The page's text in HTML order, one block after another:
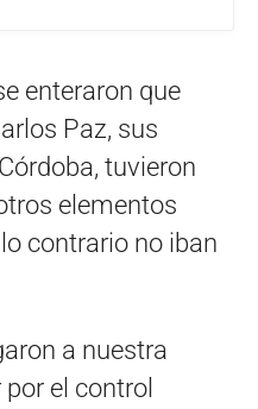
enteraron que
Paz, sus
tuvieron
elementos
contrario no iban
a nuestra
el control